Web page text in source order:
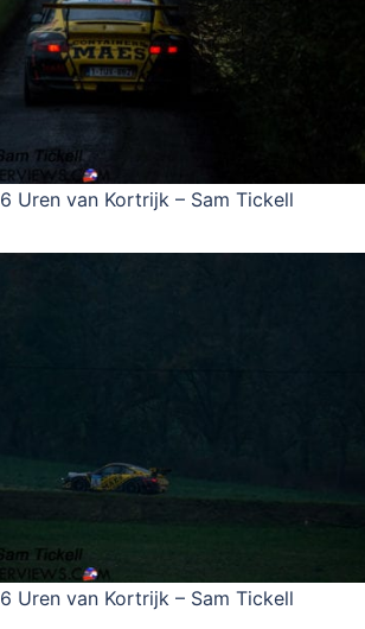
6 Uren van Kortrijk – Sam Tickell
6 Uren van Kortrijk – Sam Tickell